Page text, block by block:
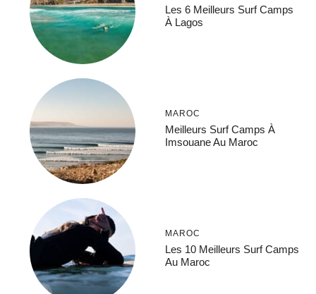
Les 6 Meilleurs Surf Camps
À Lagos
MAROC
Meilleurs Surf Camps À
Imsouane Au Maroc
MAROC
Les 10 Meilleurs Surf Camps
Au Maroc